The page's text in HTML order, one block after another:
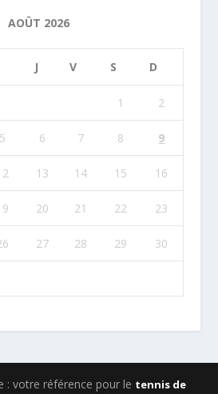
AOÛT 2026
J V S D
1 2
5 6 7 8 9
13 14 15 16
20 21 22 23
27 28 29 30
: votre référence pour le tennis de